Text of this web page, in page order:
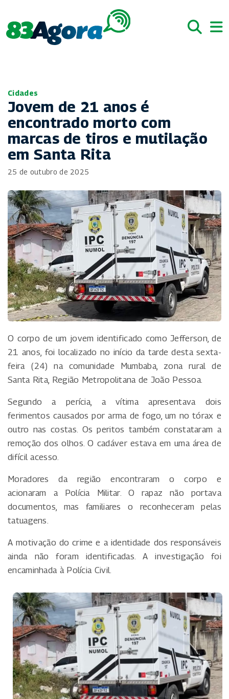
Cidades
Jovem de 21 anos é
encontrado morto com
marcas de tiros e mutilação
em Santa Rita
25 de outubro de 2025
O corpo de um jovem identificado como Jefferson, de
21 anos, foi localizado no início da tarde desta sexta-
feira (24) na comunidade Mumbaba, zona rural de
Santa Rita, Região Metropolitana de João Pessoa.
Segundo a perícia, a vítima apresentava dois
ferimentos causados por arma de fogo, um no tórax e
outro nas costas. Os peritos também constataram a
remoção dos olhos. O cadáver estava em uma área de
difícil acesso.
Moradores da região encontraram o corpo e
acionaram a Polícia Militar. O rapaz não portava
documentos, mas familiares o reconheceram pelas
tatuagens.
A motivação do crime e a identidade dos responsáveis
ainda não foram identificadas. A investigação foi
encaminhada à Polícia Civil.